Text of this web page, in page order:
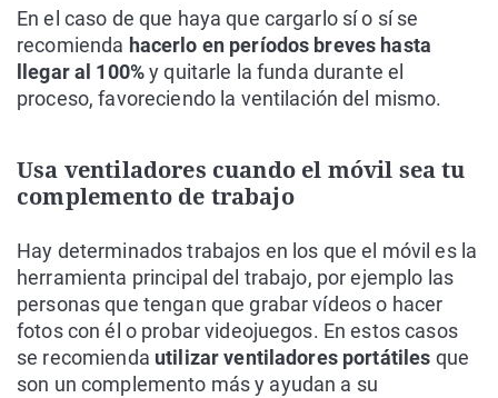
En el caso de que haya que cargarlo sí o sí se
recomienda hacerlo en períodos breves hasta
llegar al 100%y quitarle la funda durante el
proceso, favoreciendo la ventilación del mismo.
Usa ventiladores cuando el móvil sea tu
complemento de trabajo
Hay determinados trabajos en los que el móvil es la
herramienta principal del trabajo, por ejemplo las
personas que tengan que grabar vídeos o hacer
fotos con él o probar videojuegos. En estos casos
se recomienda utilizar ventiladores portátiles que
son un complemento más y ayudan a su